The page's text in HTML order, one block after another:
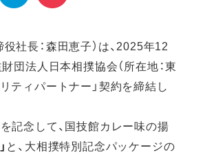
社長：森田恵子）は、2025年12
団法人日本相撲協会（所在地：東
ティパートナー」契約を締結し
記念して、国技館カレー味の揚
と、大相撲特別記念パッケージの